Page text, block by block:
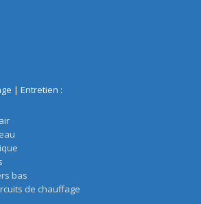
| Entretien :
bas
de chauffage